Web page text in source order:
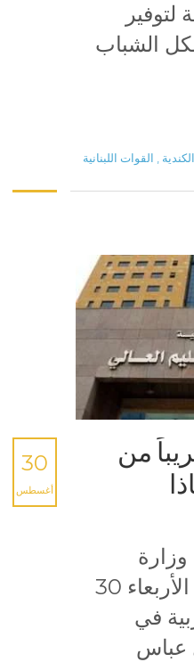
الشباب
القوات اللبنانية
من
30
أغسطس
التربية.. ماذا سيتضمّن؟ الأربعاء 30
في
عباس